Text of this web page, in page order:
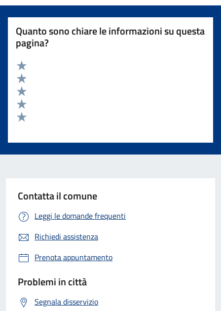
Quanto sono chiare le informazioni su questa
pagina?
Valuta 5 stelle su 5
Valuta 4 stelle su 5
Valuta 3 stelle su 5
Valuta 2 stelle su 5
Contatta il comune
Leggi le domande frequenti
Richiedi assistenza
Prenota appuntamento
Problemi in città
Segnala disservizio